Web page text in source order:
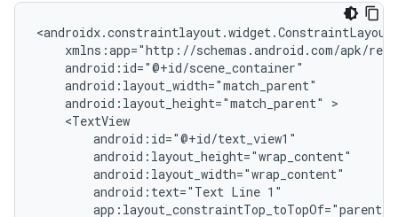
<androidx.constraintlayout.widget.ConstraintLayout
android:layout_height="match_parent"
android:text="Text Line